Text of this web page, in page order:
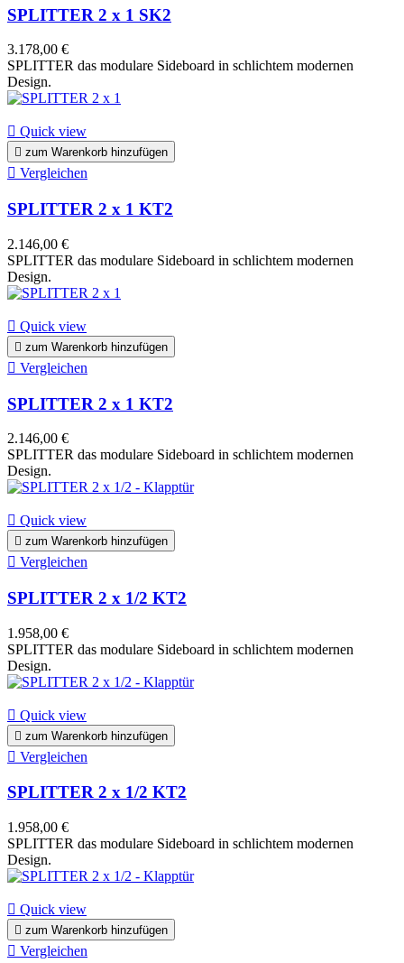
SPLITTER 2 x 1 SK2
3.178,00 €
SPLITTER das modulare Sideboard in schlichtem modernen
Design.
 Quick view
 zum Warenkorb hinzufügen
 Vergleichen
SPLITTER 2 x 1 KT2
2.146,00 €
SPLITTER das modulare Sideboard in schlichtem modernen
Design.
 Quick view
 zum Warenkorb hinzufügen
 Vergleichen
SPLITTER 2 x 1 KT2
2.146,00 €
SPLITTER das modulare Sideboard in schlichtem modernen
Design.
 Quick view
 zum Warenkorb hinzufügen
 Vergleichen
SPLITTER 2 x 1/2 KT2
1.958,00 €
SPLITTER das modulare Sideboard in schlichtem modernen
Design.
 Quick view
 zum Warenkorb hinzufügen
 Vergleichen
SPLITTER 2 x 1/2 KT2
1.958,00 €
SPLITTER das modulare Sideboard in schlichtem modernen
Design.
 Quick view
 zum Warenkorb hinzufügen
 Vergleichen